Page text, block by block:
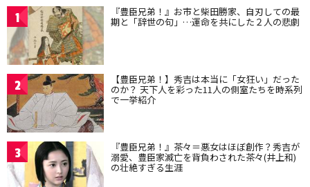
1 『豊臣兄弟！』お市と柴田勝家、自刃しての最
期と「辞世の句」…運命を共にした２人の悲劇
2 【豊臣兄弟！】秀吉は本当に「女狂い」だった
のか？ 天下人を彩った11人の側室たちを時系列
で一挙紹介
3 『豊臣兄弟！』茶々＝悪女はほぼ創作？秀吉が
溺愛、豊臣家滅亡を背負わされた茶々(井上和)
の壮絶すぎる生涯